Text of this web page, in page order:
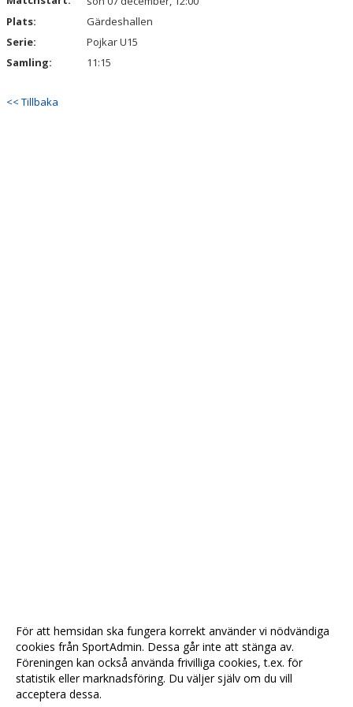
Plats:
Gärdeshallen
Serie:
Pojkar U15
Samling:
11:15
<< Tillbaka
För att hemsidan ska fungera korrekt använder vi nödvändiga
cookies från SportAdmin. Dessa går inte att stänga av.
Föreningen kan också använda frivilliga cookies, t.ex. för
statistik eller marknadsföring. Du väljer själv om du vill
acceptera dessa.